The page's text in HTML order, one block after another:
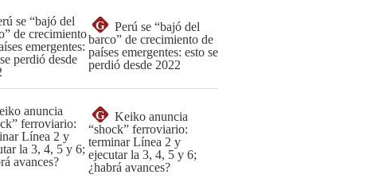
G
Perú se “bajó del
barco” de crecimiento de
países emergentes: esto se
perdió desde 2022
G
Keiko anuncia
“shock” ferroviario:
terminar Línea 2 y
ejecutar la 3, 4, 5 y 6;
¿habrá avances?